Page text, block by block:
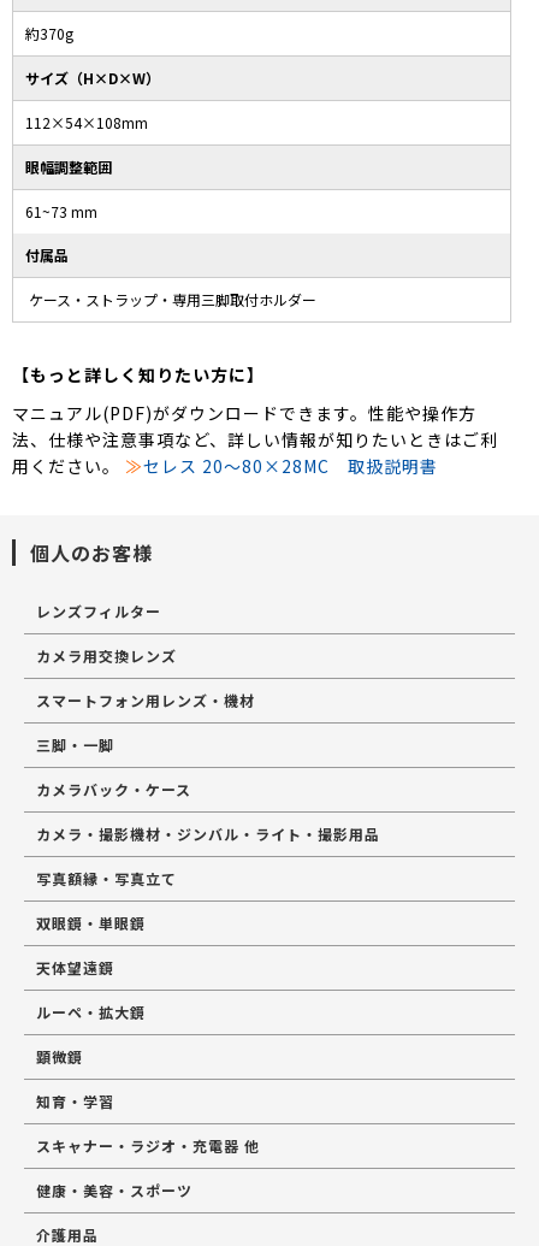
約370g
サイズ（H×D×W）
112×54×108mm
眼幅調整範囲
61~73 mm
付属品
ケース・ストラップ・専用三脚取付ホルダー
【もっと詳しく知りたい方に】
マニュアル(PDF)がダウンロードできます。性能や操作方
法、仕様や注意事項など、詳しい情報が知りたいときはご利
用ください。 ≫セレス 20〜80×28MC 取扱説明書
個人のお客様
レンズフィルター
カメラ用交換レンズ
スマートフォン用レンズ・機材
三脚・一脚
カメラバック・ケース
カメラ・撮影機材・ジンバル・ライト・撮影用品
写真額縁・写真立て
双眼鏡・単眼鏡
天体望遠鏡
ルーペ・拡大鏡
顕微鏡
知育・学習
スキャナー・ラジオ・充電器 他
健康・美容・スポーツ
介護用品